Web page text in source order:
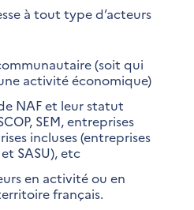
à tout type d’acteurs
(soit qui
activité économique)
NAF et leur statut
SEM, entreprises
incluses(entreprises
SASU), etc
en activité ou en
français.